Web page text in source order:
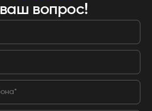
ваш вопрос!